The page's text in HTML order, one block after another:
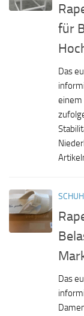
für
Das
einem
Das